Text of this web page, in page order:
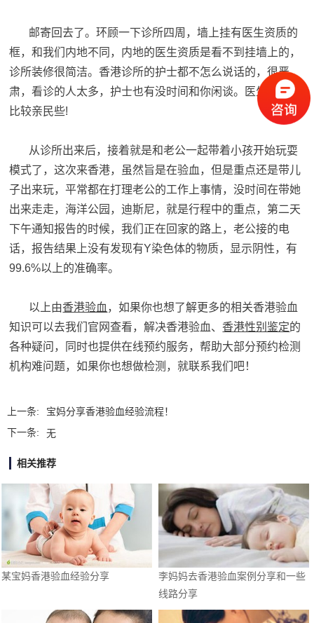
邮寄回去了。环顾一下诊所四周，墙上挂有医生资质的
框，和我们内地不同，内地的医生资质是看不到挂墙上的，
诊所装修很简洁。香港诊所的护士都不怎么说话的，很严
肃，看诊的人太多，护士也有没时间和你闲谈。医生就稍微
比较亲民些!
从诊所出来后，接着就是和老公一起带着小孩开始玩耍
模式了，这次来香港，虽然旨是在验血，但是重点还是带儿
子出来玩，平常都在打理老公的工作上事情，没时间在带她
出来走走，海洋公园，迪斯尼，就是行程中的重点，第二天
下午通知报告的时候，我们正在回家的路上，老公接的电
话，报告结果上没有发现有Y染色体的物质，显示阴性，有
99.6%以上的准确率。
以上由香港验血 ，如果你也想了解更多的相关香港验血
知识可以去我们官网查看，解决香港验血、 香港性别鉴定的
各种疑问，同时也提供在线预约服务，帮助大部分预约检测
机构难问题，如果你也想做检测，就联系我们吧！
上一条:
宝妈分享香港验血经验流程！
下一条:
无
相关推荐
某宝妈香港验血经验分享
李妈妈去香港验血案例分享和一些
线路分享